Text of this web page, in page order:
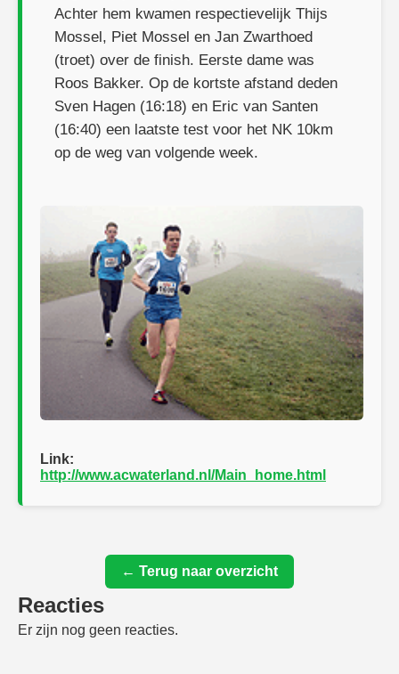
Achter hem kwamen respectievelijk Thijs
Mossel, Piet Mossel en Jan Zwarthoed
(troet) over de finish. Eerste dame was
Roos Bakker. Op de kortste afstand deden
Sven Hagen (16:18) en Eric van Santen
(16:40) een laatste test voor het NK 10km
op de weg van volgende week.
Link:
http://www.acwaterland.nl/Main_home.html
← Terug naar overzicht
Reacties
Er zijn nog geen reacties.